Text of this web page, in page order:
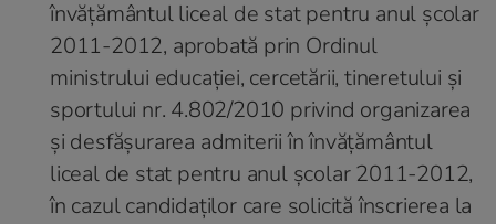
învățământul liceal de stat pentru anul școlar
2011-2012, aprobată prin Ordinul
ministrului educației, cercetării, tineretului și
sportului nr. 4.802/2010 privind organizarea
și desfășurarea admiterii în învățământul
liceal de stat pentru anul școlar 2011-2012,
în cazul candidaților care solicită înscrierea la